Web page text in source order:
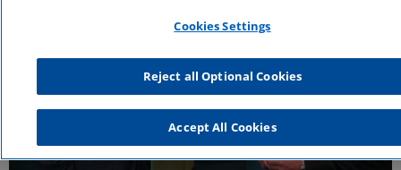
Cookies Settings
Reject all Optional Cookies
Accept All Cookies